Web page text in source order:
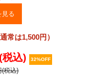
見る
常は1,500円）
込) 32%OFF
(税込)